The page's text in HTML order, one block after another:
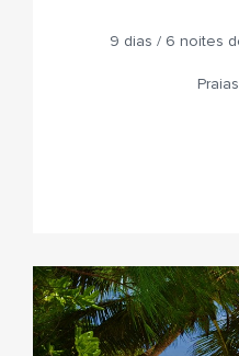
9 dias / 6 noites